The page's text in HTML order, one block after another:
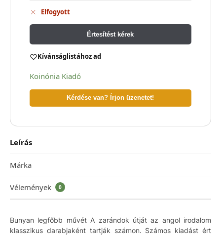
Elfogyott
Értesítést kérek
Kívánságlistához ad
Koinónia Kiadó
Kérdése van? Írjon üzenetet!
Leírás
Márka
Vélemények 0
Bunyan legfőbb művét A zarándok útját az angol irodalom
klasszikus darabjaként tartják számon. Számos kiadást ért